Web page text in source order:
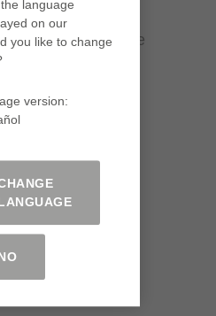
durante
language
on our
you like to change
version: